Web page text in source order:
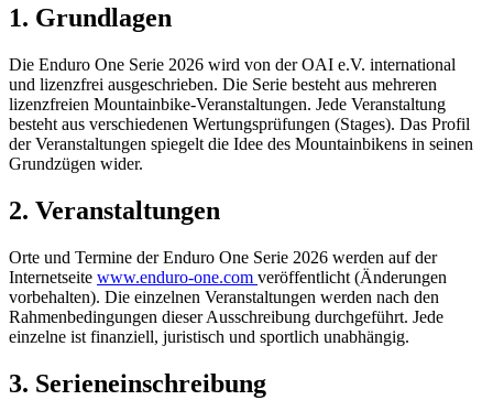
1. Grundlagen
Die Enduro One Serie 2026 wird von der OAI e.V. international
und lizenzfrei ausgeschrieben. Die Serie besteht aus mehreren
lizenzfreien Mountainbike-Veranstaltungen. Jede Veranstaltung
besteht aus verschiedenen Wertungsprüfungen (Stages). Das Profil
der Veranstaltungen spiegelt die Idee des Mountainbikens in seinen
Grundzügen wider.
2. Veranstaltungen
Orte und Termine der Enduro One Serie 2026 werden auf der
Internetseite www.enduro-one.com veröffentlicht (Änderungen
vorbehalten). Die einzelnen Veranstaltungen werden nach den
Rahmenbedingungen dieser Ausschreibung durchgeführt. Jede
einzelne ist finanziell, juristisch und sportlich unabhängig.
3. Serieneinschreibung